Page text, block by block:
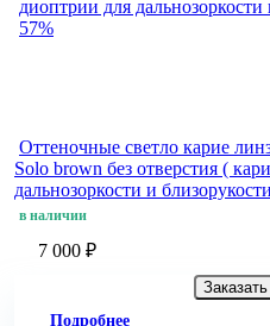
57%
Оттеночные светло карие
Solo brown без отверстия (
дальнозоркости и близорукости
в наличии
7 000 ₽
Подробнее